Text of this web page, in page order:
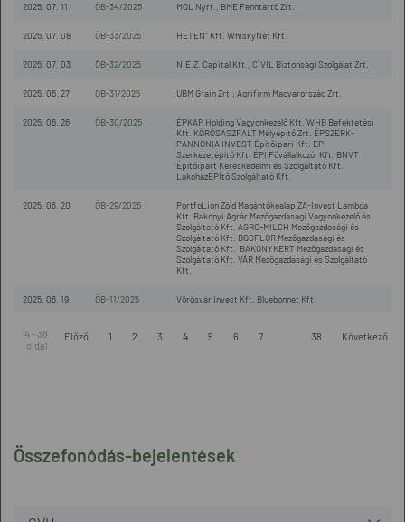
Összefonódás-bejelentések
2025. 07. 11 ÖB-34/2025 MOL Nyrt., BME Fenntartó Zrt.
2025. 07. 08 ÖB-33/2025 HETEN” Kft. WhiskyNet Kft.
2025. 07. 03 ÖB-32/2025 N.E.Z. Capital Kft., CIVIL Biztonsági Szolgálat Zrt.
2025. 06. 27 ÖB-31/2025 UBM Grain Zrt.; Agrifirm Magyarország Zrt.
2025. 06. 26 ÖB-30/2025
ÉPKAR Holding Vagyonkezelő Kft. WHB Befektetési
Kft. KÖRÖSASZFALT Mélyépítő Zrt. ÉPSZERK-
PANNONIA INVEST Építőipari Kft. ÉPI
Szerkezetépítő Kft. ÉPI Fővállalkozói Kft. BNVT
Építőipart Kereskedelmi és Szolgáltató Kft.
LakóházÉPÍtő Szolgáltató Kft.
2025. 06. 20 ÖB-29/2025
PortfoLion Zöld Magántőkealap ZA-Invest Lambda
Kft. Bakonyi Agrár Mezőgazdasági Vagyonkezelő és
Szolgáltató Kft. AGRO-MILCH Mezőgazdasági és
Szolgáltató Kft. BOSFLÓR Mezőgazdasági és
Szolgáltató Kft. BAKONYKERT Mezőgazdasági és
Szolgáltató Kft. VÁR Mezőgazdasági és Szolgáltató
Kft.
2025. 06. 19 ÖB-11/2025 Vörösvár Invest Kft. Bluebonnet Kft.
4 - 38.
oldal
Előző 1 2 3 4 5 6 7 38 Következő